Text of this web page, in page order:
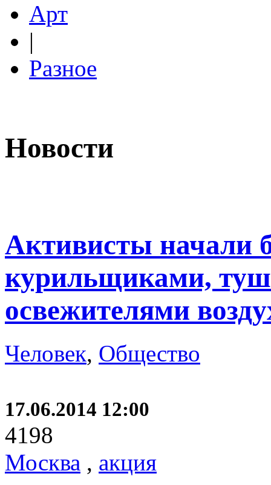
Арт
|
Разное
Новости
Активисты начали
курильщиками,
освежителями
Человек, Общество
17.06.2014 12:00
4198
Москва , акция